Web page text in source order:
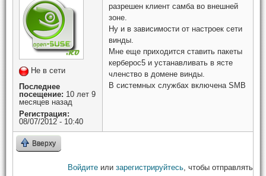
Не в сети
Последнее
посещение: 10 лет 9
месяцев назад
Регистрация:
08/07/2012 - 10:40
разрешен клиент самба во внешней
зоне.
Ну и в зависимости от настроек сети
винды.
Мне еще приходится ставить пакеты
керберос5 и устанавливать в ясте
членство в домене винды.
В системных службах включена SMB
Вверху
Войдите или зарегистрируйтесь, чтобы отправлять